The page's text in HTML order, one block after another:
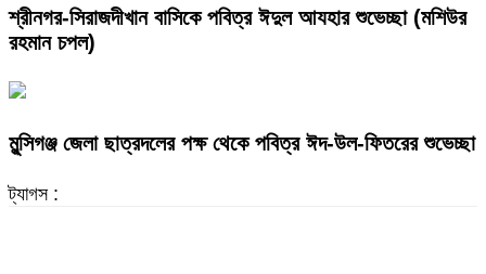
শ্রীনগর-সিরাজদীখান বাসিকে পবিত্র ঈদুল আযহার শুভেচ্ছা (মশিউর
রহমান চপল)
মুন্সিগঞ্জ জেলা ছাত্রদলের পক্ষ থেকে পবিত্র ঈদ-উল-ফিতরের শুভেচ্ছা
ট্যাগস :